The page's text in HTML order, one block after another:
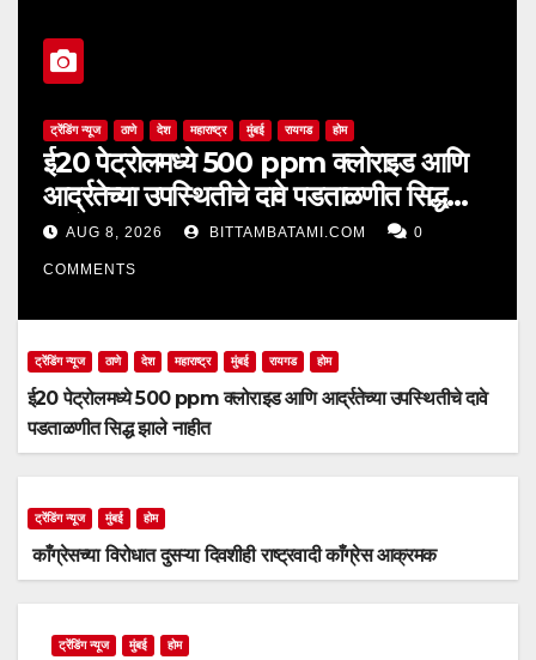
ट्रेंडिंग न्यूज ठाणे देश महाराष्ट्र मुंबई रायगड होम
ई20 पेट्रोलमध्ये 500 ppm क्लोराइड आणि
आर्द्रतेच्या उपस्थितीचे दावे पडताळणीत सिद्ध
झाले नाहीत
AUG 8, 2026 BITTAMBATAMI.COM 0
COMMENTS
ट्रेंडिंग न्यूज ठाणे देश महाराष्ट्र मुंबई रायगड होम
ई20 पेट्रोलमध्ये 500 ppm क्लोराइड आणि आर्द्रतेच्या उपस्थितीचे दावे
पडताळणीत सिद्ध झाले नाहीत
ट्रेंडिंग न्यूज मुंबई होम
काँग्रेसच्या विरोधात दुसऱ्या दिवशीही राष्ट्रवादी काँग्रेस आक्रमक
ट्रेंडिंग न्यूज मुंबई होम